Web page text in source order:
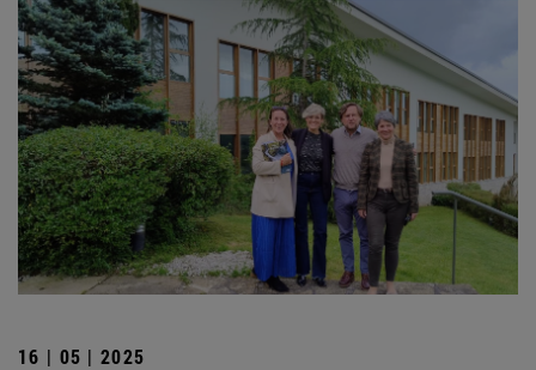
16 | 05 | 2025